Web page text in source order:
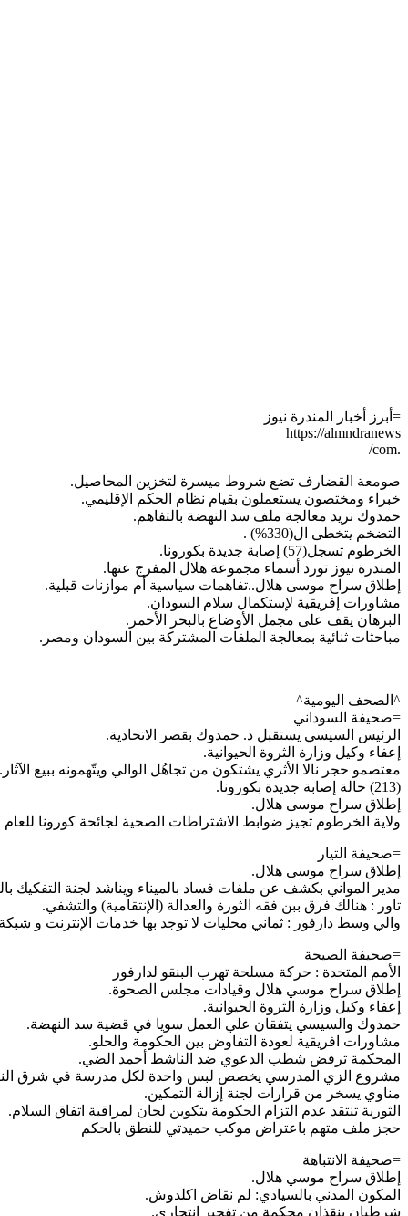
=أبرز أخبار المندرة نيوز
https://almndranews
.com/
صومعة القضارف تضع شروط ميسرة لتخزين المحاصيل.
خبراء ومختصون يستعملون بقيام نظام الحكم الإقليمي.
حمدوك نريد معالجة ملف سد النهضة بالتفاهم.
التضخم يتخطى ال(330%) .
الخرطوم تسجل(57) إصابة جديدة بكورونا.
المندرة نيوز تورد أسماء مجموعة هلال المفرج عنها.
إطلاق سراح موسى هلال..تفاهمات سياسية أم موازنات قبلية.
مشاورات إفريقية لإستكمال سلام السودان.
البرهان يقف على مجمل الأوضاع بالبحر الأحمر.
مباحثات ثنائية بمعالجة الملفات المشتركة بين السودان ومصر.
^الصحف اليومية^
=صحيفة السوداني
الرئيس السيسي يستقبل د. حمدوك بقصر الاتحادية.
إعفاء وكيل وزارة الثروة الحيوانية.
معتصمو حجر نالا الأثري يشتكون من تجاهُل الوالي ويتّهمونه ببيع الآثار.
(213) حالة إصابة جديدة بكورونا.
إطلاق سراح موسى هلال.
ولاية الخرطوم تجيز ضوابط الاشتراطات الصحية لجائحة كورونا للعام 2021.
=صحيفة التيار
إطلاق سراح موسى هلال.
مدير المواني بكشف عن ملفات فساد بالميناء ويناشد لجنة التفكيك
تاور : هنالك فرق ببن فقه الثورة والعدالة (الإنتقامية) والتشفي.
والي وسط دارفور : ثماني محليات لا توجد بها خدمات الإنترنت و
=صحيفة الصيحة
الأمم المتحدة : حركة مسلحة تهرب البنقو لدارفور
إطلاق سراح موسي هلال وقيادات مجلس الصحوة.
إعفاء وكيل وزارة الثروة الحيوانية.
حمدوك والسيسي يتفقان علي العمل سويا في قضية سد النهضة.
مشاورات افريقية لعودة التفاوض بين الحكومة والحلو.
المحكمة ترفض شطب الدعوي ضد الناشط أحمد الضي.
مشروع الزي المدرسي يخصص لبس واحدة لكل مدرسة في شرق
مناوي يسخر من قرارات لجنة إزالة التمكين.
الثورية تنتقد عدم التزام الحكومة بتكوين لجان لمراقبة اتفاق السلام.
حجز ملف متهم باعتراض موكب حميدتي للنطق بالحكم
=صحيفة الانتباهة
إطلاق سراح موسي هلال.
المكون المدني بالسيادي: لم نقاض اكلدوش.
شرطيان ينقذان محكمة من تفجير انتحاري.